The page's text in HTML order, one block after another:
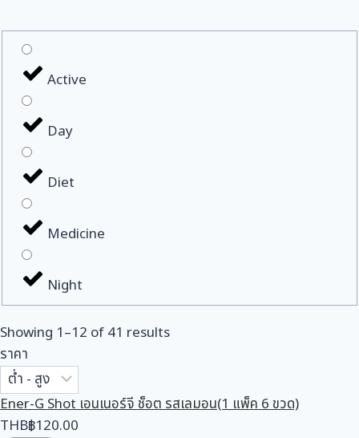
Active
Day
Diet
Medicine
Night
Showing 1–12 of41 results
ราคา
Ener-G Shot เอนเนอร์จี ช็อต รสเลมอน(1 แพ็ค 6 ขวด)
THB฿120.00